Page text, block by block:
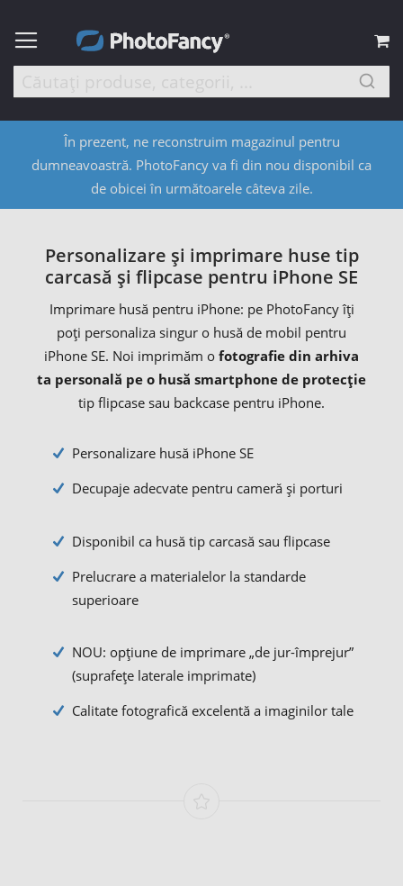
În prezent, ne reconstruim magazinul pentru
dumneavoastră. PhotoFancy va fi din nou disponibil ca
de obicei în următoarele câteva zile.
Personalizare și imprimare huse tip
carcasă și flipcase pentru iPhone SE
Imprimare husă pentru iPhone: pe PhotoFancy îți
poți personaliza singur o husă de mobil pentru
iPhone SE. Noi imprimăm o fotografie din arhiva
ta personală pe o husă smartphone de protecție
tip flipcase sau backcase pentru iPhone.
Personalizare husă iPhone SE
Decupaje adecvate pentru cameră și porturi
Disponibil ca husă tip carcasă sau flipcase
Prelucrare a materialelor la standarde
superioare
NOU: opțiune de imprimare „de jur-împrejur”
(suprafețe laterale imprimate)
Calitate fotografică excelentă a imaginilor tale